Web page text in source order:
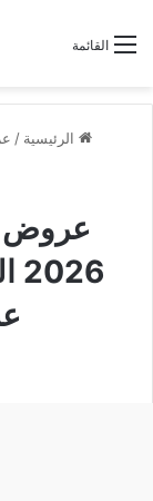
القائمة
الرئيسية /